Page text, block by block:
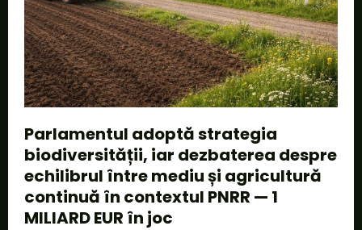
Parlamentul adoptă strategia
biodiversității, iar dezbaterea despre
echilibrul între mediu și agricultură
continuă în contextul PNRR — 1
MILIARD EUR în joc